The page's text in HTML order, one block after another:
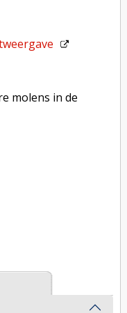
molens in de